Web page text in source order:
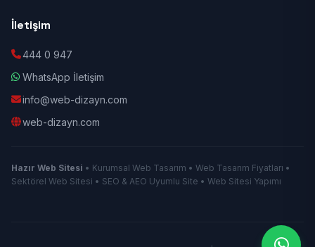
İletişim
444 0 947
WhatsApp İletişim
info@web-dizayn.com
web-dizayn.com
Hazır Web Sitesi • Kurumsal Web Tasarım • Web Tasarım Fiyatları •
Sektörel Web Sitesi • SEO & AEO Uyumlu Site • Web Sitesi Yapımı